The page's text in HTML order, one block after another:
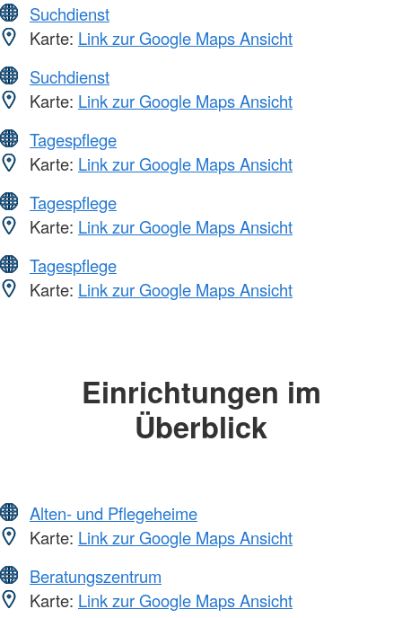
Suchdienst
Karte: Link zur Google Maps Ansicht
Suchdienst
Karte: Link zur Google Maps Ansicht
Tagespflege
Karte: Link zur Google Maps Ansicht
Tagespflege
Karte: Link zur Google Maps Ansicht
Tagespflege
Karte: Link zur Google Maps Ansicht
Einrichtungen im
Überblick
Alten- und Pflegeheime
Karte: Link zur Google Maps Ansicht
Beratungszentrum
Karte: Link zur Google Maps Ansicht